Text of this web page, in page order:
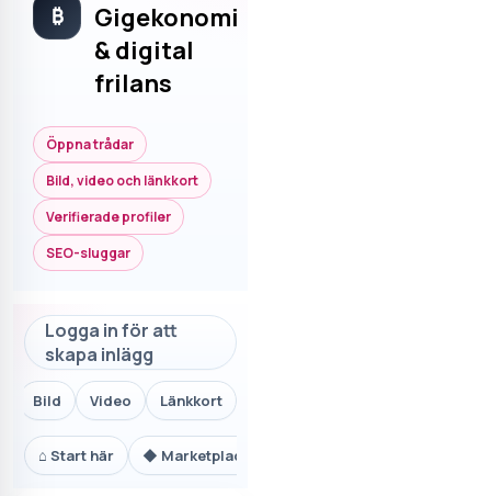
₿
Gigekonomi
& digital
frilans
Öppna trådar
Bild, video och länkkort
Verifierade profiler
SEO-sluggar
Logga in för att
skapa inlägg
Bild Video Länkkort
⌂ Start här ◆ Marketplace.se